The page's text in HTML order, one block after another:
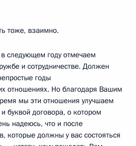
тоже, взаимно.
следующем году отмечаем
и сотрудничестве. Должен
годы
отношениях. Но благодаря Вашим
мы эти отношения улучшаем
буквой договора, о котором
надеюсь, что и после
которые должны у вас состояться